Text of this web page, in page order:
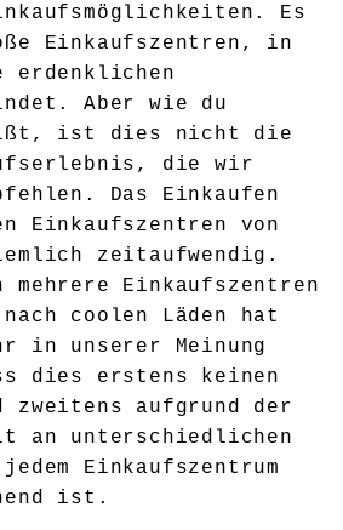
Es
Einkaufszentren, in
erdenklichen
Aber wie du
ist dies nicht die
die wir
Das Einkaufen
Einkaufszentren von
zeitaufwendig.
mehrere Einkaufszentren
coolen Läden hat
in unserer Meinung
dies erstens keinen
zweitens aufgrund der
an unterschiedlichen
Einkaufszentrum
ist.